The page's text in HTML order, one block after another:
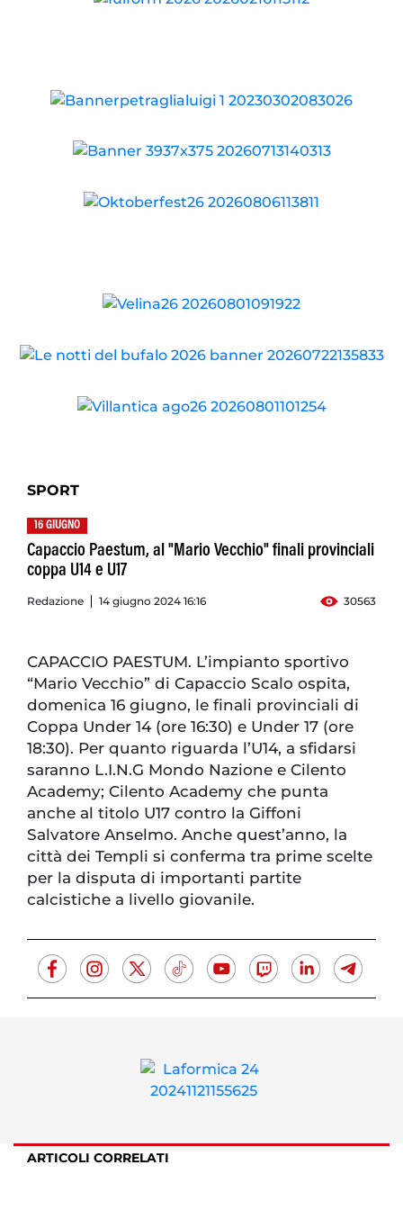
SPORT
16 GIUGNO
Capaccio Paestum, al "Mario Vecchio" finali provinciali
coppa U14 e U17
Redazione 14 giugno 2024 16:16 30563
CAPACCIO PAESTUM. L’impianto sportivo
“Mario Vecchio” di Capaccio Scalo ospita,
domenica 16 giugno, le finali provinciali di
Coppa Under 14 (ore 16:30) e Under 17 (ore
18:30). Per quanto riguarda l’U14, a sfidarsi
saranno L.I.N.G Mondo Nazione e Cilento
Academy; Cilento Academy che punta
anche al titolo U17 contro la Giffoni
Salvatore Anselmo. Anche quest’anno, la
città dei Templi si conferma tra prime scelte
per la disputa di importanti partite
calcistiche a livello giovanile.
ARTICOLI CORRELATI